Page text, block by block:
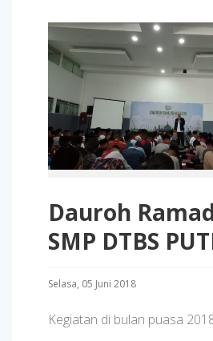
Dauroh
SMP DTBS
Selasa, 05 Juni 2018
Kegiatan di bulan puasa